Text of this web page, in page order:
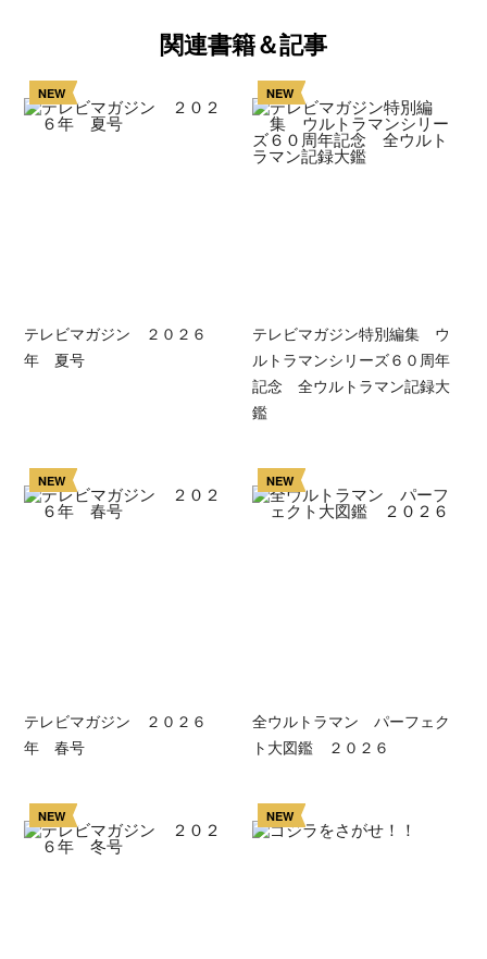
関連書籍＆記事
NEW
テレビマガジン ２０２６
年 夏号
NEW
テレビマガジン特別編集 ウ
ルトラマンシリーズ６０周年
記念 全ウルトラマン記録大
鑑
NEW
テレビマガジン ２０２６
年 春号
NEW
全ウルトラマン パーフェク
ト大図鑑 ２０２６
NEW NEW